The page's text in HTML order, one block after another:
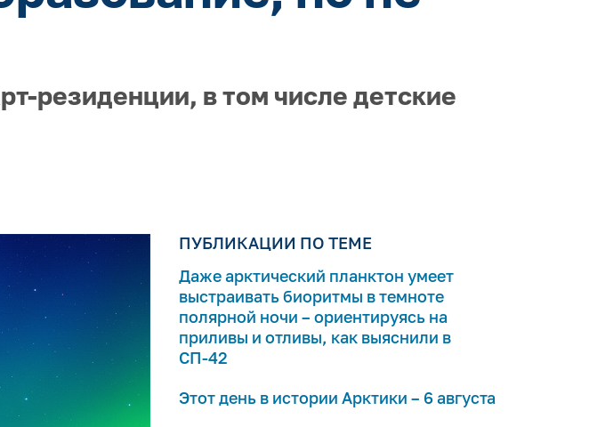
резиденции, в том числе детские
ПУБЛИКАЦИИ ПО ТЕМЕ
Даже арктический планктон умеет
выстраивать биоритмы в темноте
полярной ночи – ориентируясь на
приливы и отливы, как выяснили в
СП-42
Этот день в истории Арктики – 6 августа